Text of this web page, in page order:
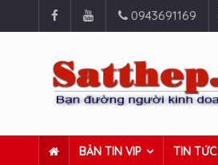
0943691169
BẢN TIN VIP TIN TỨC